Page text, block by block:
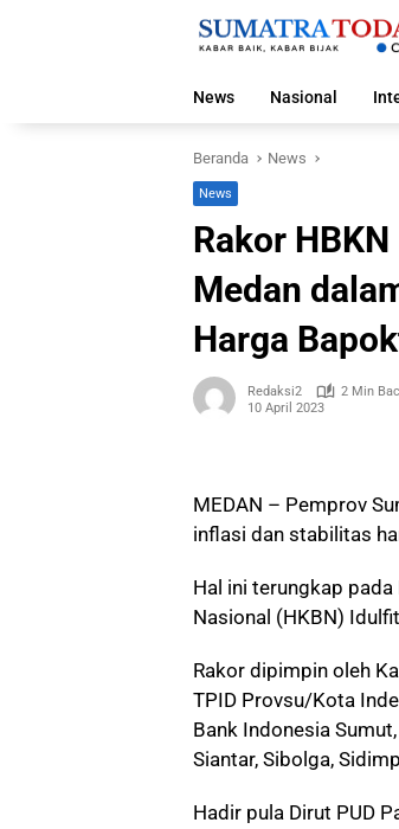
News
Nasional
Beranda News
News
Rakor
Medan
Harga
Redaksi2
2 Min
10 April 2023
MEDAN – Pemprov
inflasi dan stabilitas
Hal ini terungkap
Nasional (HKBN)
Rakor dipimpin oleh
TPID Provsu/Kota
Bank Indonesia
Siantar, Sibolga,
Hadir pula Dirut PUD